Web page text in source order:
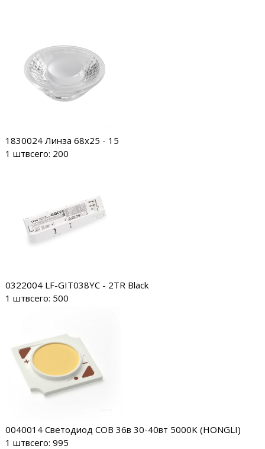
1830024 Линза 68х25 - 15
1 штвсего: 200
0322004 LF-GIT038YC - 2TR Black
1 штвсего: 500
0040014 Светодиод COB 36в 30-40вт 5000K (HONGLI)
1 штвсего: 995